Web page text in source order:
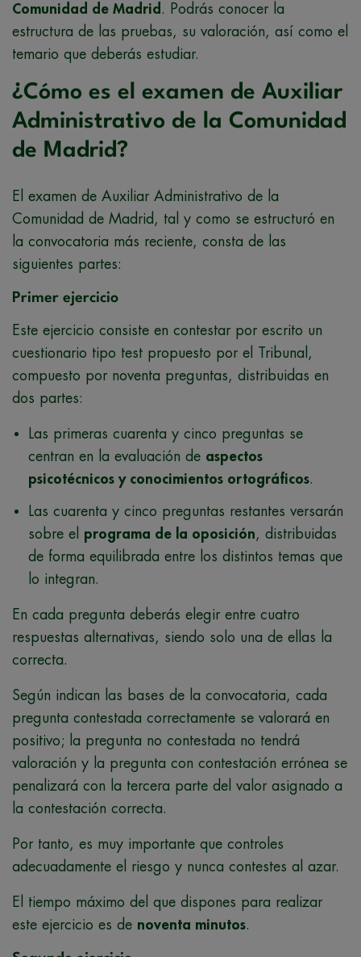
Comunidad de Madrid . Podrás conocer la
estructura de las pruebas, su valoración, así como el
temario que deberás estudiar.
¿Cómo es el examen de Auxiliar
Administrativo de la Comunidad
de Madrid?
El examen de Auxiliar Administrativo de la
Comunidad de Madrid, tal y como se estructuró en
la convocatoria más reciente, consta de las
siguientes partes:
Primer ejercicio
Este ejercicio consiste en contestar por escrito un
cuestionario tipo test propuesto por el Tribunal,
compuesto por noventa preguntas, distribuidas en
dos partes:
Las primeras cuarenta y cinco preguntas se
centran en la evaluación de aspectos
psicotécnicos y conocimientos ortográficos.
Las cuarenta y cinco preguntas restantes versarán
sobre el programa de la oposición, distribuidas
de forma equilibrada entre los distintos temas que
lo integran.
En cada pregunta deberás elegir entre cuatro
respuestas alternativas, siendo solo una de ellas la
correcta.
Según indican las bases de la convocatoria, cada
pregunta contestada correctamente se valorará en
positivo; la pregunta no contestada no tendrá
valoración y la pregunta con contestación errónea se
penalizará con la tercera parte del valor asignado a
la contestación correcta.
Por tanto, es muy importante que controles
adecuadamente el riesgo y nunca contestes al azar.
El tiempo máximo del que dispones para realizar
este ejercicio es de noventa minutos.